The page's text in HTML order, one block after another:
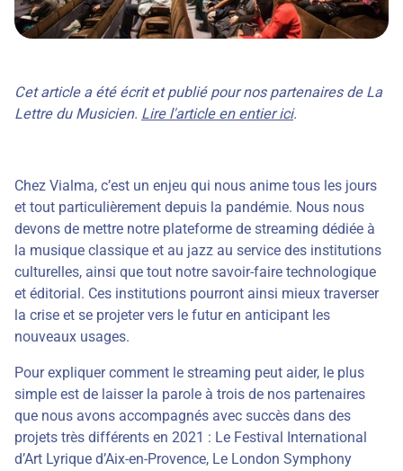
Cet article a été écrit et publié pour nos partenaires de La
Lettre du Musicien. Lire l'article en entier ici.
Chez Vialma, c’est un enjeu qui nous anime tous les jours
et tout particulièrement depuis la pandémie. Nous nous
devons de mettre notre plateforme de streaming dédiée à
la musique classique et au jazz au service des institutions
culturelles, ainsi que tout notre savoir-faire technologique
et éditorial. Ces institutions pourront ainsi mieux traverser
la crise et se projeter vers le futur en anticipant les
nouveaux usages.
Pour expliquer comment le streaming peut aider, le plus
simple est de laisser la parole à trois de nos partenaires
que nous avons accompagnés avec succès dans des
projets très différents en 2021 : Le Festival International
d’Art Lyrique d’Aix-en-Provence, Le London Symphony